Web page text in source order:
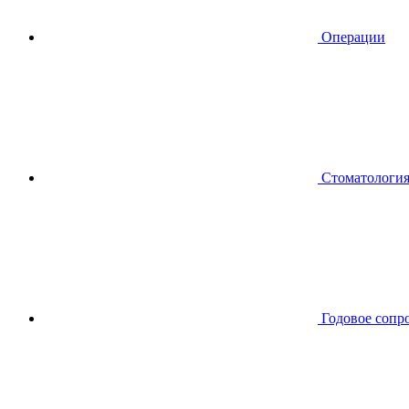
Операции
Стоматология
Годовое